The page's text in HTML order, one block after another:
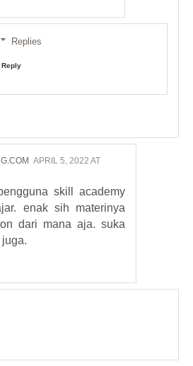
Replies
Reply
APRIL 5, 2022 AT
skill academy
enak sih materinya
dari mana aja. suka